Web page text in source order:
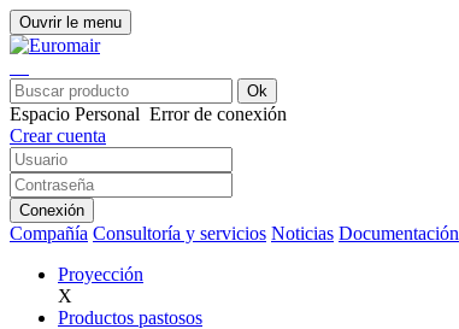
Ouvrir le menu
Ok
Espacio Personal Error de conexión
Crear cuenta
Conexión
Compañía Consultoría y servicios Noticias Documentación
Proyección
X
Productos pastosos